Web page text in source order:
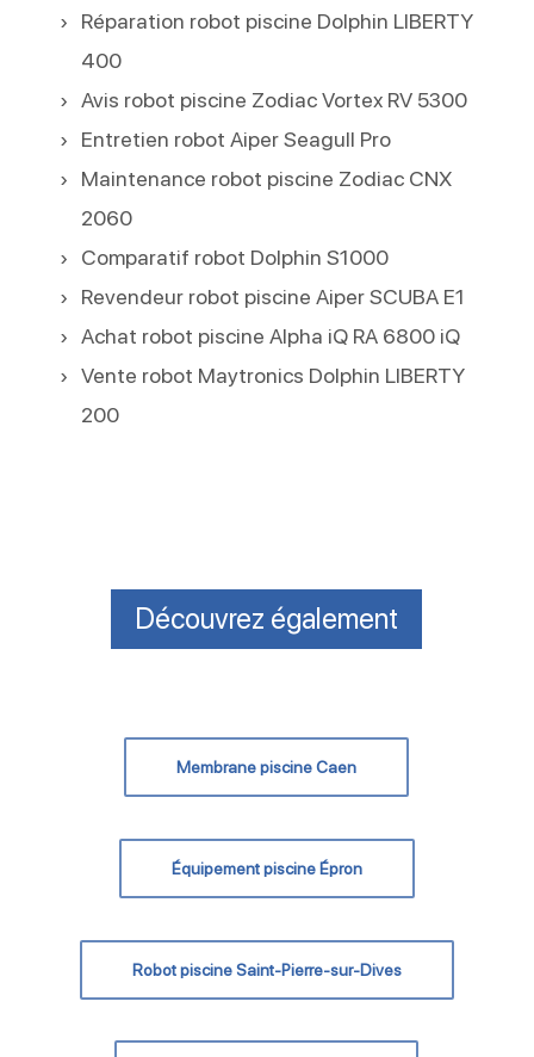
Réparation robot piscine Dolphin LIBERTY
400
Avis robot piscine Zodiac Vortex RV 5300
Entretien robot Aiper Seagull Pro
Maintenance robot piscine Zodiac CNX
2060
Comparatif robot Dolphin S1000
Revendeur robot piscine Aiper SCUBA E1
Achat robot piscine Alpha iQ RA 6800 iQ
Vente robot Maytronics Dolphin LIBERTY
200
Découvrez également
Membrane piscine Caen
Équipement piscine Épron
Robot piscine Saint-Pierre-sur-Dives